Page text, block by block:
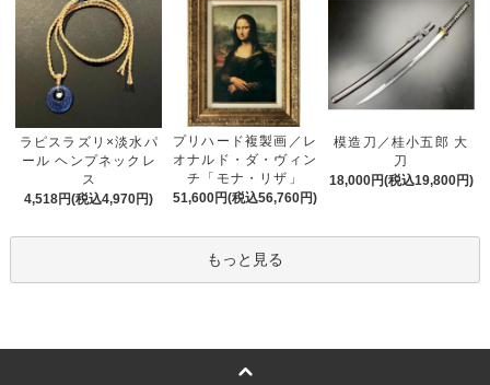
ラピスラズリ×淡水パ
ール ヘンプネックレ
ス
4,518円(税込4,970円)
プリハード複製画／レ
オナルド・ダ・ヴィン
チ「モナ・リザ」
51,600円(税込56,760円)
模造刀／桂小五郎 大
刀
18,000円(税込19,800円)
もっと見る